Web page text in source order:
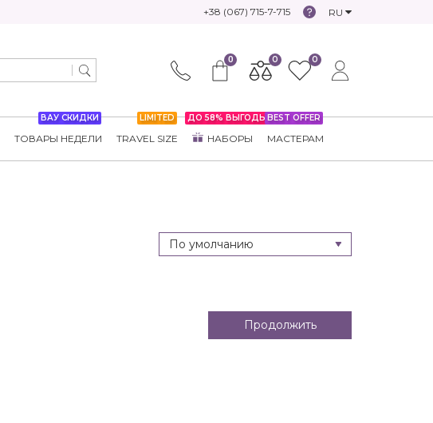
+38 (067) 715-7-715 RU
0 0 0
ВАУ СКИДКИ
ТОВАРЫ НЕДЕЛИ
LIMITED
TRAVEL SIZE
ДО 58% ВЫГОДЫ
НАБОРЫ
BEST OFFER
МАСТЕРАМ
Продолжить